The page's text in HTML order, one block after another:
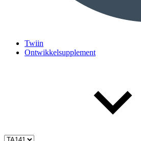
Twiin
Ontwikkelsupplement